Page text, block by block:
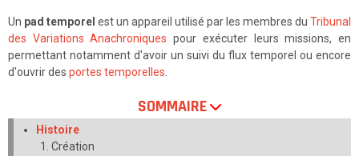
Un pad temporel est un appareil utilisé par les membres du Tribunal
des Variations Anachroniques pour exécuter leurs missions, en
permettant notamment d'avoir un suivi du flux temporel ou encore
d'ouvrir des portes temporelles
SOMMAIRE
Histoire
Création